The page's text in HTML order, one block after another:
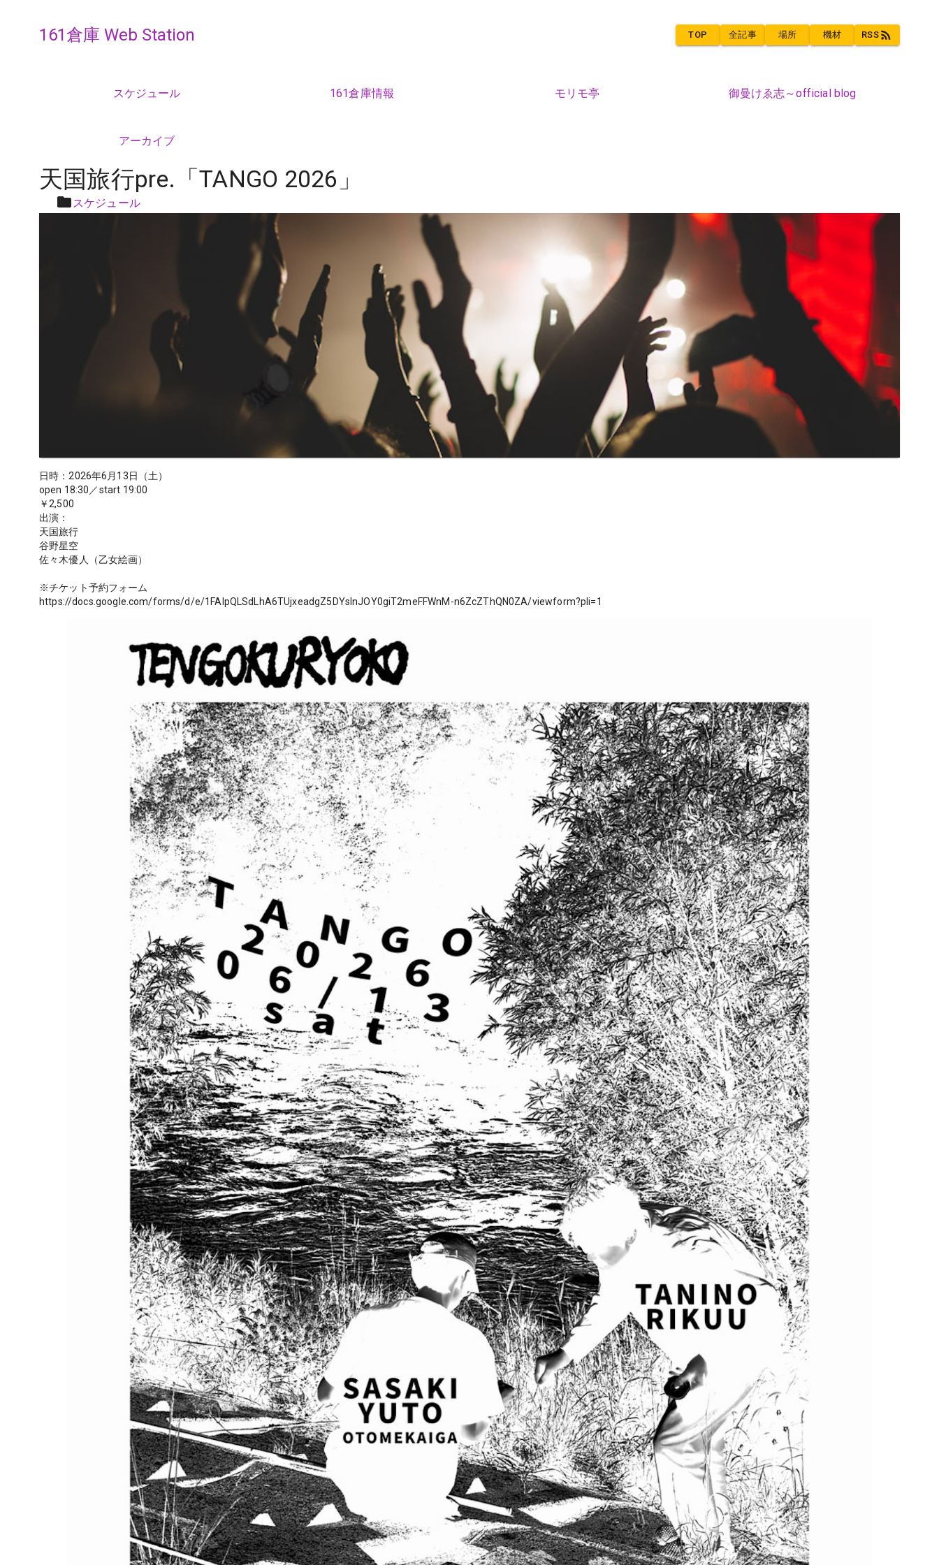
161倉庫 Web Station TOP 全記事 場所 機材 RSS
スケジュール 161倉庫情報 モリモ亭 御曼けゑ志～official blog
アーカイブ
天国旅行pre.「TANGO 2026」
スケジュール
日時：2026年6月13日（土）
open 18:30／start 19:00
￥2,500
出演：
天国旅行
谷野星空
佐々木優人（乙女絵画）
※チケット予約フォーム
https://docs.google.com/forms/d/e/1FAIpQLSdLhA6TUjxeadgZ5DYslnJOY0giT2meFFWnM-n6ZcZThQN0ZA/viewform?pli=1